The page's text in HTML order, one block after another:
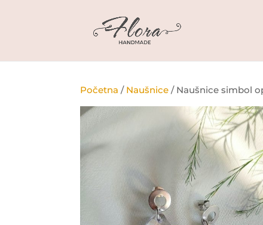
Početna / Naušnice / Naušnice simbol